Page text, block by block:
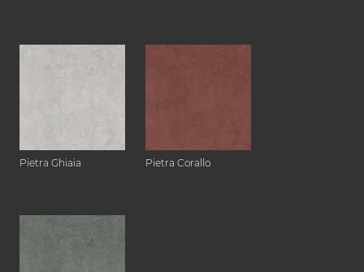
Pietra Ghiaia Pietra Corallo